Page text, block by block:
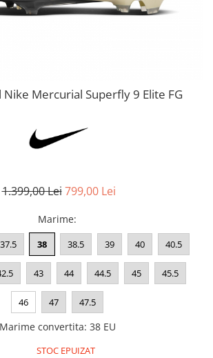
Mercurial Superfly 9 Elite FG
1.399,00 Lei 799,00 Lei
Marime:
37.5 38 38.5 39 40 40.5
43 44 44.5 45 45.5
46 47 47.5
Marime convertita: 38 EU
STOC EPUIZAT